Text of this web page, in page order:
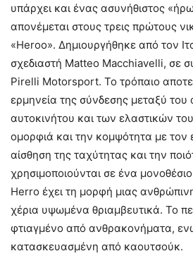
υπάρχει και ένας ασυνήθιστος
απονέμεται στους τρεις πρώτους
«Heroo». Δημιουργήθηκε από τον
σχεδιαστή Matteo Macchiavelli, σε
Pirelli Motorsport. Το τρόπαιο
ερμηνεία της σύνδεσης μεταξύ του
αυτοκινήτου και των ελαστικών
ομορφιά και την κομψότητα με τον
αίσθηση της ταχύτητας και την
χρησιμοποιούνται σε ένα
Herro έχει τη μορφή μιας
χέρια υψωμένα θριαμβευτικά. Το
φτιαγμένο από ανθρακονήματα,
κατασκευασμένη από καουτσούκ.